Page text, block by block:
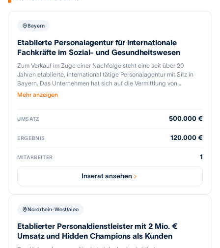
Bayern
Etablierte Personalagentur für internationale
Fachkräfte im Sozial- und Gesundheitswesen
Zum Verkauf im Zuge einer Nachfolge steht eine seit über 20
Jahren etablierte, international tätige Personalagentur mit Sitz in
Bayern. Das Unternehmen hat sich auf die Vermittlung von
Fachkräften aus dem Sozial- und Gesundheitsbereich aus
Pflegehilfskräfte, medizinische Assistenzkräfte oder
umfassendes, sorgfältig gepflegtes globales Netzwerk mit
Netzwerk ermöglicht es, schnell und effizient auf globale
bestehende Strukturen, Abläufe und Partnerschaften. Zu den
weiteren Verkaufsargumenten gehören: • Nachhaltiger
Fachkräftegewinnung • Globales Netzwerk gesicherter
Rekrutierung, Sprachausbildung, Anerkennungsverfahren und
Visum aus einer Hand • Eingetragene Marken beim Deutschen
Patent- und Markenamt und Domains • Bestehender Kundenstamm
Mehr anzeigen
UMSATZ 500.000 €
ERGEBNIS 120.000 €
MITARBEITER 1
Inserat ansehen
Nordrhein-Westfalen
Etablierter Personaldienstleister mit 2 Mio. €
Umsatz und Hidden Champions als Kunden